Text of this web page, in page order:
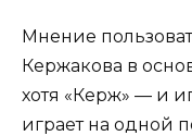
Мнение
Кержакова в
хотя «Керж» — и
играет на одной